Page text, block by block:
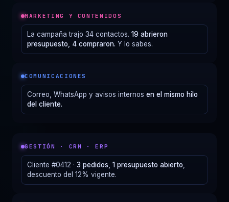
MARKETING Y CONTENIDOS
La campaña trajo 34 contactos. 19 abrieron
presupuesto, 4 compraron. Y lo sabes.
COMUNICACIONES
Correo, WhatsApp y avisos internos en el mismo hilo
del cliente.
GESTIÓN · CRM · ERP
Cliente #0412 · 3 pedidos, 1 presupuesto abierto
descuento del 12% vigente.